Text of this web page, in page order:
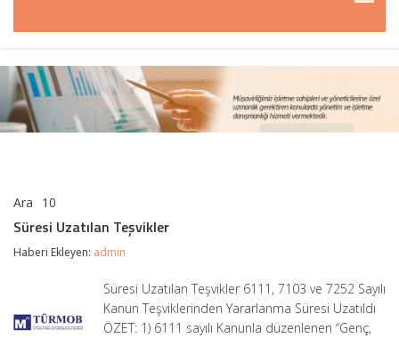
Ara 10
Teşvikler
için
Süresi Uzatılan Teşvikler
Haberi Ekleyen: admin
Süresi Uzatılan Teşvikler 6111, 7103 ve 7252 Sayılı
Kanun Teşviklerinden Yararlanma Süresi Uzatıldı
ÖZET: 1) 6111 sayılı Kanunla düzenlenen “Genç,